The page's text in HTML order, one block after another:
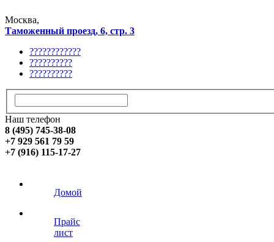
Москва,
Таможенный проезд, 6, стр. 3
????????????
??????????
??????????
Наш телефон
8 (495) 745-38-08
+7 929 561 79 59
+7 (916) 115-17-27
Домой
Прайс
лист